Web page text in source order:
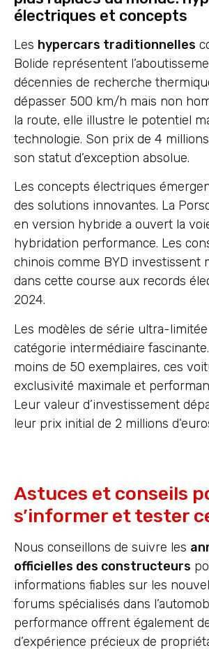
électriques et concepts
Les hypercars traditionnelles
Bolide représentent
décennies de recherche
dépasser 500 km/h mais non
la route, elle illustre le potentiel
technologie. Son prix de 4
son statut d’exception absolue.
Les concepts électriques
des solutions innovantes. La
en version hybride a ouvert la
hybridation performance. Les
chinois comme BYD investissent
dans cette course aux records
2024.
Les modèles de série ultra-
catégorie intermédiaire
moins de 50 exemplaires, ces
exclusivité maximale et
Leur valeur d’investissement
leur prix initial de 2 millions
Astuces et conseils
s’informer et tester
Nous conseillons de suivre les
officielles des constructeurs
informations fiables sur les
forums spécialisés dans
performance offrent également
d’expérience précieux de